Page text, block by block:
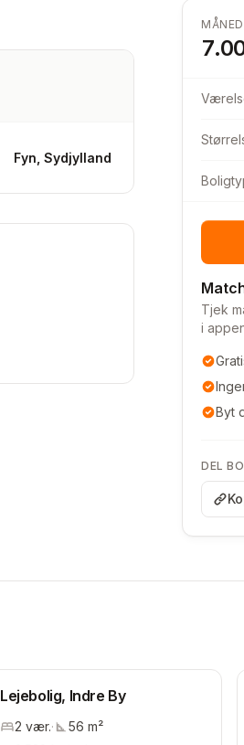
Tjek
i
Byt
DEL
Fyn, Sydjylland
Lejebolig, Indre By
2 vær.· 56 m²